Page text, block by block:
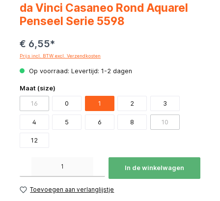
da Vinci Casaneo Rond Aquarel
Penseel Serie 5598
€ 6,55*
Prijs incl. BTW excl. Verzendkosten
Op voorraad: Levertijd: 1-2 dagen
Maat (size)
16 0 1 2 3
4 5 6 8 10
12
In de winkelwagen
Toevoegen aan verlanglijstje